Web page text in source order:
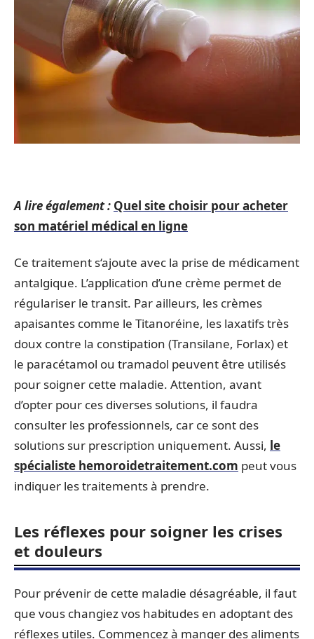
A lire également : Quel site choisir pour acheter
son matériel médical en ligne
Ce traitement s‘ajoute avec la prise de médicament
antalgique. L’application d’une crème permet de
régulariser le transit. Par ailleurs, les crèmes
apaisantes comme le Titanoréine, les laxatifs très
doux contre la constipation (Transilane, Forlax) et
le paracétamol ou tramadol peuvent être utilisés
pour soigner cette maladie. Attention, avant
d’opter pour ces diverses solutions, il faudra
consulter les professionnels, car ce sont des
solutions sur prescription uniquement. Aussi, le
spécialiste hemoroidetraitement.com peut vous
indiquer les traitements à prendre.
Les réflexes pour soigner les crises
et douleurs
Pour prévenir de cette maladie désagréable, il faut
que vous changiez vos habitudes en adoptant des
réflexes utiles. Commencez à manger des aliments